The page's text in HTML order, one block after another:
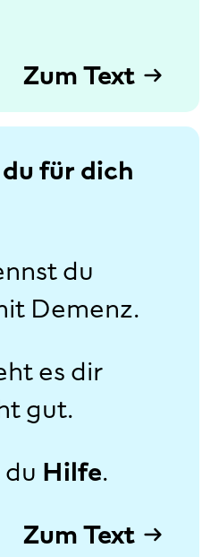
Zum Text
für dich
du
Demenz.
es dir
gut.
Hilfe.
Zum Text